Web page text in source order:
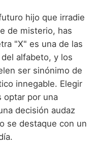
por G
por H
por I
por J
por K
por L
por M
Chinos
Ingleses
Italianos
hijo que irradie
de misterio, has
"X" es una de las
alfabeto, y los
ser sinónimo de
innegable. Elegir
optar por una
decisión audaz
se destaque con un